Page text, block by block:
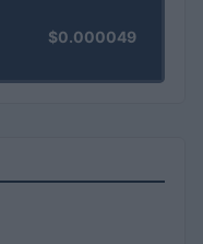
$0.000049